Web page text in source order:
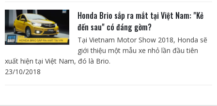
Honda Brio sắp ra mắt tại Việt Nam: "Kẻ
đến sau" có đáng gờm?
Tại Vietnam Motor Show 2018, Honda sẽ
giới thiệu một mẫu xe nhỏ lần đầu tiên
xuất hiện tại Việt Nam, đó là Brio.
23/10/2018